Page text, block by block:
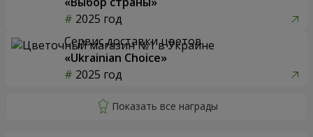
2025 год
Сервис доставки цветов
«Ukrainian Choice»
2025 год